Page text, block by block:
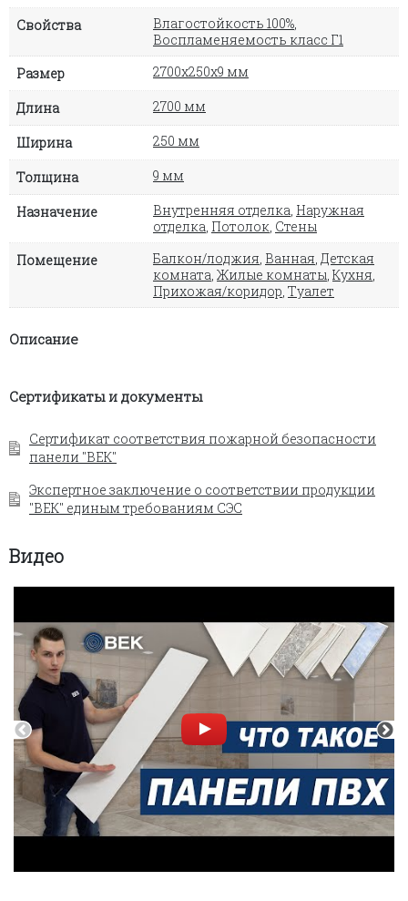
Свойства Влагостойкость 100%,
Воспламеняемость класс Г1
Размер
2700х250х9 мм
Длина 2700 мм
Ширина 250 мм
Толщина 9 мм
Назначение Внутренняя отделка, Наружная
отделка, Потолок, Стены
Помещение
Балкон/лоджия, Ванная, Детская
комната, Жилые комнаты, Кухня,
Прихожая/коридор, Туалет
Описание
Сертификаты и документы
Сертификат соответствия пожарной безопасности
панели "ВЕК"
Экспертное заключение о соответствии продукции
"ВЕК" единым требованиям СЭС
Видео